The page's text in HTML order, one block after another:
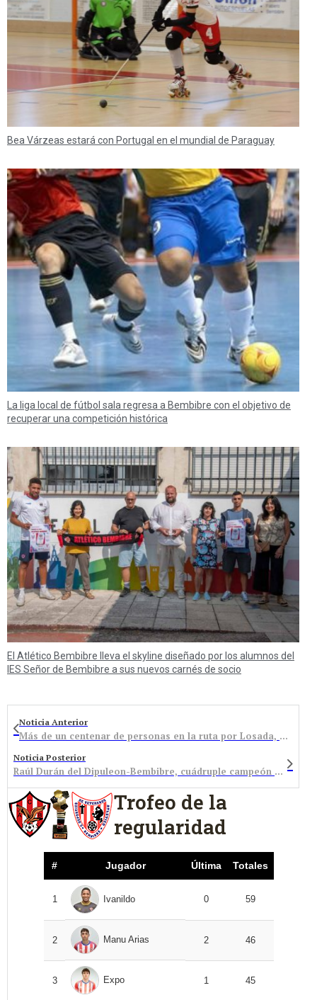
Bea Várzeas estará con Portugal en el mundial de Paraguay
La liga local de fútbol sala regresa a Bembibre con el objetivo de
recuperar una competición histórica
El Atlético Bembibre lleva el skyline diseñado por los alumnos del
IES Señor de Bembibre a sus nuevos carnés de socio
Noticia Anterior
Más de un centenar de personas en la ruta por Losada, Arlanza y Labaniego a beneficio de la AECC
Noticia Posterior
Raúl Durán del Dipuleon-Bembibre, cuádruple campeón de Castilla y León de pista
Trofeo de la
regularidad
# Jugador Última Totales
1 Ivanildo 0 59
2 Manu Arias 2 46
3 Expo 1 45